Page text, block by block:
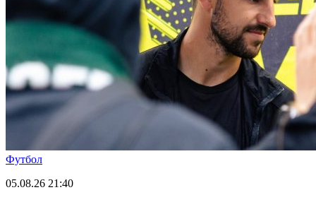
Футбол
05.08.26 21:40